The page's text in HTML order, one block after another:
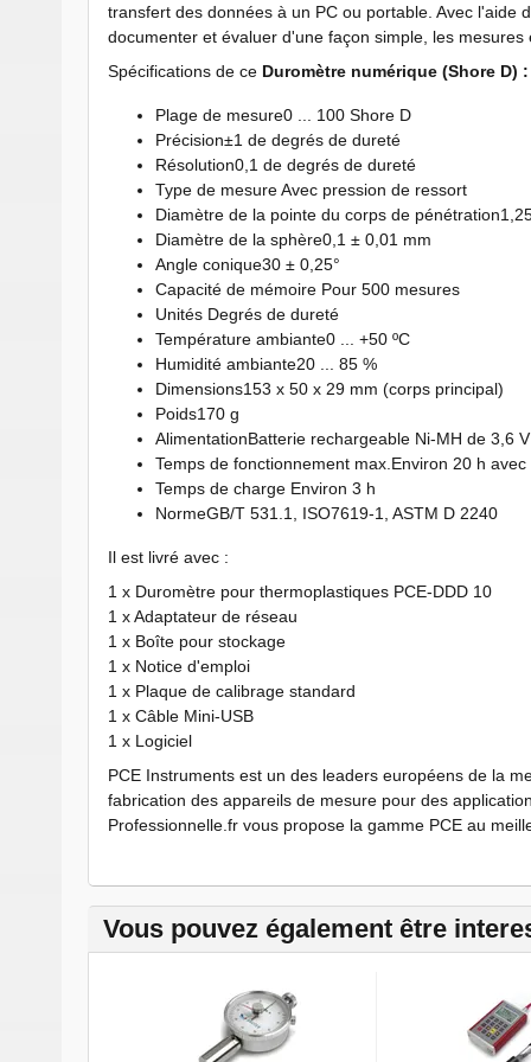
transfert des données à un PC ou portable. Avec l'aide
documenter et évaluer d'une façon simple, les mesures
Spécifications de ce Duromètre numérique (Shore D) :
Plage de mesure0 ... 100 Shore D
Précision±1 de degrés de dureté
Résolution0,1 de degrés de dureté
Type de mesure Avec pression de ressort
Diamètre de la pointe du corps de
Diamètre de la sphère0,1 ± 0,01 mm
Angle conique30 ± 0,25°
Capacité de mémoire Pour 500 mesures
Unités Degrés de dureté
Température ambiante0 ... +50 ºC
Humidité ambiante20 ... 85 %
Dimensions153 x 50 x 29 mm (corps principal)
Poids170 g
AlimentationBatterie rechargeable Ni-MH de 3,6 V
Temps de fonctionnement max.Environ 20 h
Temps de charge Environ 3 h
NormeGB/T 531.1, ISO7619-1, ASTM D 2240
Il est livré avec :
1 x Duromètre pour thermoplastiques PCE-DDD 10
1 x Adaptateur de réseau
1 x Boîte pour stockage
1 x Notice d'emploi
1 x Plaque de calibrage standard
1 x Câble Mini-USB
1 x Logiciel
PCE Instruments est un des leaders européens de la
fabrication des appareils de mesure pour des
Professionnelle.fr vous propose la gamme PCE au
Vous pouvez également être